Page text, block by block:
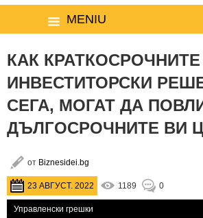
MENIU
КАК КРАТКОСРОЧНИТЕ
ИНВЕСТИТОРСКИ
СЕГА, МОГАТ ДА
ДЪЛГОСРОЧНИТЕ ВИ
от Biznesidei.bg
1189 0
23 АВГУСТ. 2022
Управленски грешки